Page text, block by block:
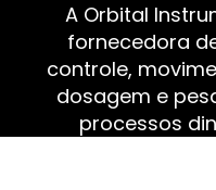
A Orbital
fornecedora
controle,
dosagem e
processos